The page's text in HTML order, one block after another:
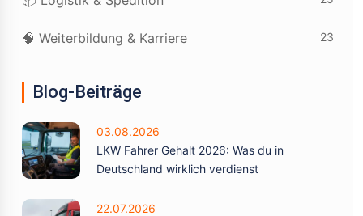
🧠 Weiterbildung & Karriere 23
Blog-Beiträge
03.08.2026
LKW Fahrer Gehalt 2026: Was du in
Deutschland wirklich verdienst
22.07.2026